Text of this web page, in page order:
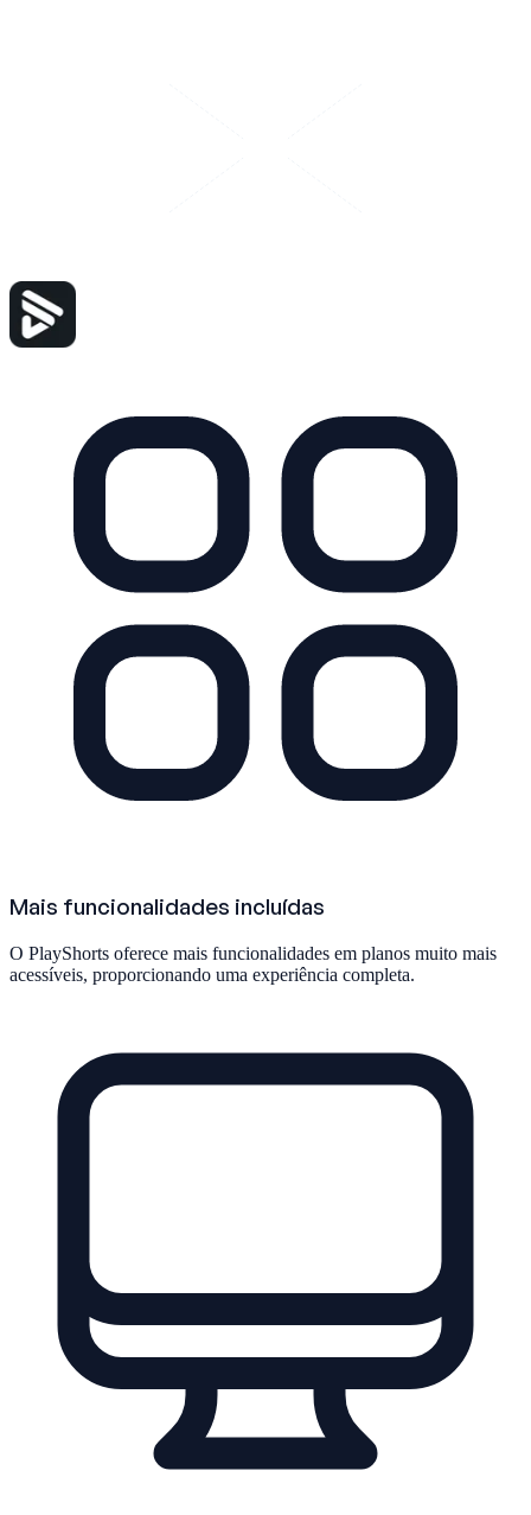
Mais funcionalidades incluídas
O PlayShorts oferece mais funcionalidades em planos muito mais
acessíveis, proporcionando uma experiência completa.